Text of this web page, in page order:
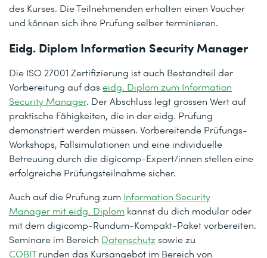
des Kurses. Die Teilnehmenden erhalten einen Voucher
und können sich ihre Prüfung selber terminieren.
Eidg. Diplom Information Security Manager
Die ISO 27001 Zertifizierung ist auch Bestandteil der
Vorbereitung auf das eidg. Diplom zum Information
Security Manager. Der Abschluss legt grossen Wert auf
praktische Fähigkeiten, die in der eidg. Prüfung
demonstriert werden müssen. Vorbereitende Prüfungs-
Workshops, Fallsimulationen und eine individuelle
Betreuung durch die digicomp-Expert/innen stellen eine
erfolgreiche Prüfungsteilnahme sicher.
Auch auf die Prüfung zum Information Security
Manager mit eidg. Diplom kannst du dich modular oder
mit dem digicomp-Rundum-Kompakt-Paket vorbereiten.
Seminare im Bereich Datenschutz sowie zu
COBITrunden das Kursangebot im Bereich von